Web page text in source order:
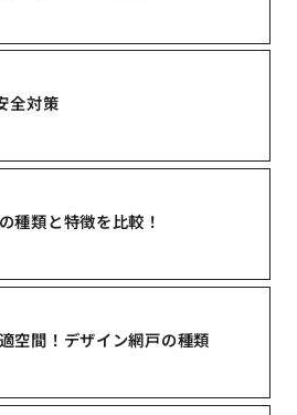
全対策
種類と特徴を比較！
空間！デザイン網戸の種類